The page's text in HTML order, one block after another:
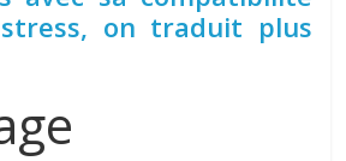
on traduit plus